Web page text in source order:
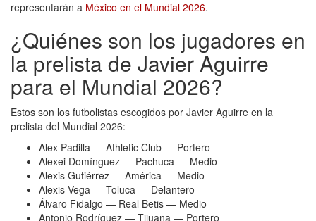
representarán a México en el Mundial 2026.
¿Quiénes son los jugadores en
la prelista de Javier Aguirre
para el Mundial 2026?
Estos son los futbolistas escogidos por Javier Aguirre en la
prelista del Mundial 2026:
Alex Padilla — Athletic Club — Portero
Alexei Domínguez — Pachuca — Medio
Alexis Gutiérrez — América — Medio
Alexis Vega — Toluca — Delantero
Álvaro Fidalgo — Real Betis — Medio
Antonio Rodríguez — Tijuana — Portero